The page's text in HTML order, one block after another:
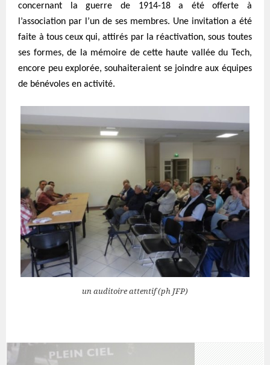
concernant la guerre de 1914-18 a été offerte à
l’association par l’un de ses membres. Une invitation a été
faite à tous ceux qui, attirés par la réactivation, sous toutes
ses formes, de la mémoire de cette haute vallée du Tech,
encore peu explorée, souhaiteraient se joindre aux équipes
de bénévoles en activité.
un auditoire attentif (ph JFP)